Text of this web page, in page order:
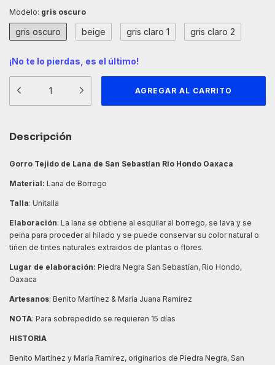
Modelo: gris oscuro
gris oscuro beige gris claro 1 gris claro 2
¡No te lo pierdas, es el último!
Descripción
Gorro Tejido de Lana de San Sebastían Rio Hondo Oaxaca
Material: Lana de Borrego
Talla: Unitalla
Elaboración: La lana se obtiene al esquilar al borrego, se lava y se
peina para proceder al hilado y se puede conservar su color natural o
tiñen de tintes naturales extraidos de plantas o flores.
Lugar de elaboración: Piedra Negra San Sebastían, Rio Hondo,
Oaxaca
Artesanos: Benito Martínez & María Juana Ramírez
NOTA: Para sobrepedido se requieren 15 días
HISTORIA
Benito Martínez y María Ramírez, originarios de Piedra Negra, San